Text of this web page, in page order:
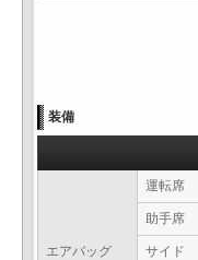
装備
エアバッグ
運転席
助手席
サイド